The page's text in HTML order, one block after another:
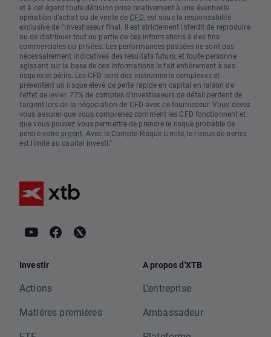
et à cet égard toute décision prise relativement à une éventuelle
opération d’achat ou de vente de CFD , est sous la responsabilité
exclusive de l’investisseur final. Il est strictement interdit de reproduire
ou de distribuer tout ou partie de ces informations à des fins
commerciales ou privées. Les performances passées ne sont pas
nécessairement indicatives des résultats futurs, et toute personne
agissant sur la base de ces informations le fait entièrement à ses
risques et périls. Les CFD sont des instruments complexes et
présentent un risque élevé de perte rapide en capital en raison de
l'effet de levier. 77% de comptes d'investisseurs de détail perdent de
l'argent lors de la négociation de CFD avec ce fournisseur. Vous devez
vous assurer que vous comprenez comment les CFD fonctionnent et
que vous pouvez vous permettre de prendre le risque probable de
perdre votre argent. Avec le Compte Risque Limité, le risque de pertes
est limité au capital investi."
Investir
Actions
Matières premières
A propos d'XTB
L'entreprise
Ambassadeur